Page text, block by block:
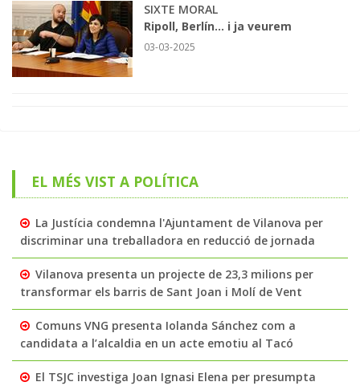
SIXTE MORAL
Ripoll, Berlín... i ja veurem
03-03-2025
EL MÉS VIST A POLÍTICA
La Justícia condemna l'Ajuntament de Vilanova per
discriminar una treballadora en reducció de jornada
Vilanova presenta un projecte de 23,3 milions per
transformar els barris de Sant Joan i Molí de Vent
Comuns VNG presenta Iolanda Sánchez com a
candidata a l’alcaldia en un acte emotiu al Tacó
El TSJC investiga Joan Ignasi Elena per presumpta